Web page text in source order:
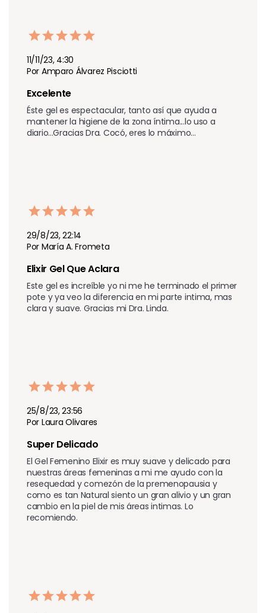
11/11/23, 4:30
Por Amparo Álvarez Pisciotti
Excelente
Éste gel es espectacular, tanto así que ayuda a
mantener la higiene de la zona íntima...lo uso a
diario...Gracias Dra. Cocó, eres lo máximo...
29/8/23, 22:14
Por María A. Frometa
Elixir Gel Que Aclara
Este gel es increíble yo ni me he terminado el primer
pote y ya veo la diferencia en mi parte intima, mas
clara y suave. Gracias mi Dra. Linda.
25/8/23, 23:56
Por Laura Olivares
Super Delicado
El Gel Femenino Elixir es muy suave y delicado para
nuestras áreas femeninas a mi me ayudo con la
resequedad y comezón de la premenopausia y
como es tan Natural siento un gran alivio y un gran
cambio en la piel de mis áreas intimas. Lo
recomiendo.